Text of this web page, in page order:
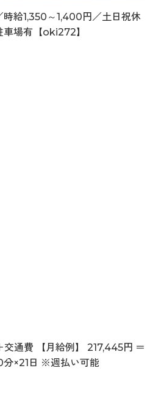
時給1,350～1,400円／土日祝休
場有【oki272】
通費 【月給例】 217,445円 ＝
分×21日 ※週払い可能